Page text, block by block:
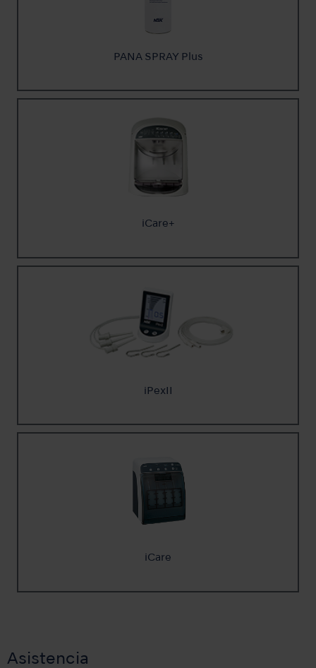
PANA SPRAY Plus
iCare+
iPexII
iCare
Asistencia